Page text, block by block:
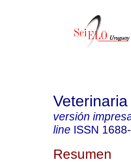
versión
line ISSN
Resumen